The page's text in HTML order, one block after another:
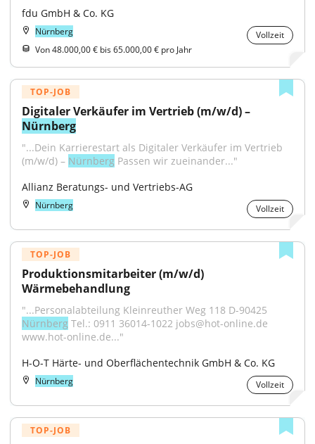
fdu GmbH & Co. KG
Nürnberg
Vollzeit
Von 48.000,00 € bis 65.000,00 € pro Jahr
TOP-JOB
Nürnberg
"...Dein Karrierestart als Digitaler Verkäufer im Vertrieb
(m/w/d) – Nürnberg Passen wir zueinander..."
Allianz Beratungs- und Vertriebs-AG
Nürnberg Vollzeit
TOP-JOB
Produktionsmitarbeiter (m/w/d)
Wärmebehandlung
Nürnberg Tel.: 0911 36014-1022 jobs@hot-online.de
www.hot-online.de..."
H-O-T Härte- und Oberflächentechnik GmbH & Co. KG
Nürnberg Vollzeit
TOP-JOB